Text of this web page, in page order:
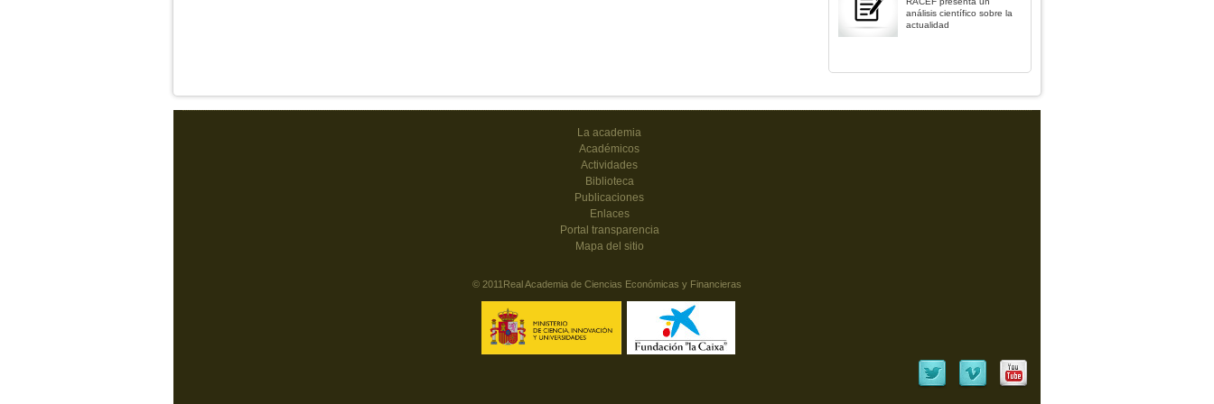
análisis científico sobre la
actualidad
La academia
Académicos
Actividades
Biblioteca
Publicaciones
Enlaces
Portal transparencia
Mapa del sitio
© 2011Real Academia de Ciencias Económicas y Financieras